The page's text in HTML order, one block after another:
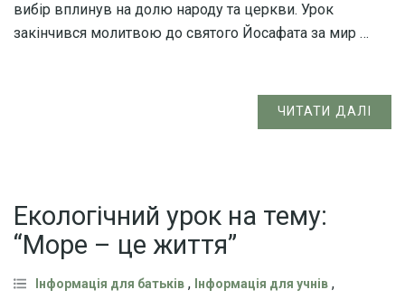
вибір вплинув на долю народу та церкви. Урок
закінчився молитвою до святого Йосафата за мир …
ЧИТАТИ ДАЛІ
Екологічний урок на тему:
“Море – це життя”
Інформація для батьків , Інформація для учнів ,